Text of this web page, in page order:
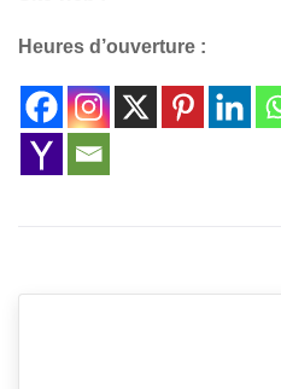
Heures d’ouverture :